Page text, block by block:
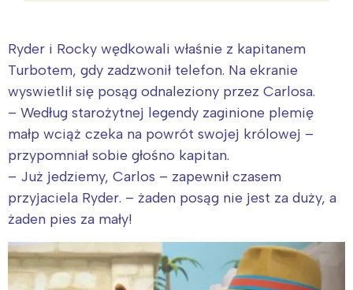
Ryder i Rocky wędkowali właśnie z kapitanem
Turbotem, gdy zadzwonił telefon. Na ekranie
wyswietlił się posąg odnaleziony przez Carlosa.
– Według starożytnej legendy zaginione plemię
małp wciąż czeka na powrót swojej królowej –
przypomniał sobie głośno kapitan.
– Już jedziemy, Carlos – zapewnił czasem
przyjaciela Ryder. – żaden posąg nie jest za duży, a
żaden pies za mały!